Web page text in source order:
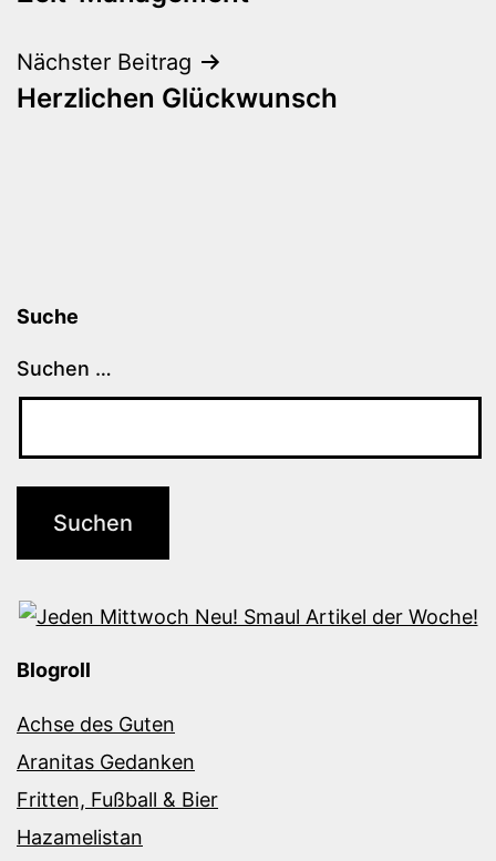
Nächster Beitrag
Herzlichen Glückwunsch
Suche
Suchen …
Blogroll
Achse des Guten
Aranitas Gedanken
Fritten, Fußball & Bier
Hazamelistan